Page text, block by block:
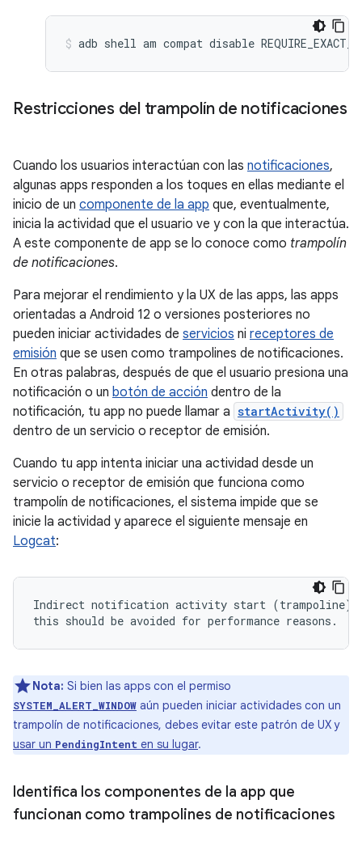
adb shell am compat disable
Restricciones del trampolín de notificaciones
Cuando los usuarios interactúan con las notificaciones,
algunas apps responden a los toques en ellas mediante el
inicio de un componente de la app que, eventualmente,
inicia la actividad que el usuario ve y con la que interactúa.
A este componente de app se lo conoce como trampolín
de notificaciones.
Para mejorar el rendimiento y la UX de las apps, las apps
orientadas a Android 12 o versiones posteriores no
pueden iniciar actividades de servicios ni receptores de
emisión que se usen como trampolines de notificaciones.
En otras palabras, después de que el usuario presiona una
notificación o un botón de acción dentro de la
notificación, tu app no puede llamar a startActivity()
dentro de un servicio o receptor de emisión.
Cuando tu app intenta iniciar una actividad desde un
servicio o receptor de emisión que funciona como
trampolín de notificaciones, el sistema impide que se
inicie la actividad y aparece el siguiente mensaje en
Logcat:
Indirect notification activity start (trampoline) from
Nota: Si bien las apps con el permiso
SYSTEM_ALERT_WINDOW aún pueden iniciar actividades con un
trampolín de notificaciones, debes evitar este patrón de UX y
usar un PendingIntent en su lugar.
Identifica los componentes de la app que
funcionan como trampolines de notificaciones